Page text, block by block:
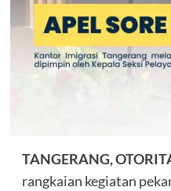
TANGERANG,
rangkaian kegiatan